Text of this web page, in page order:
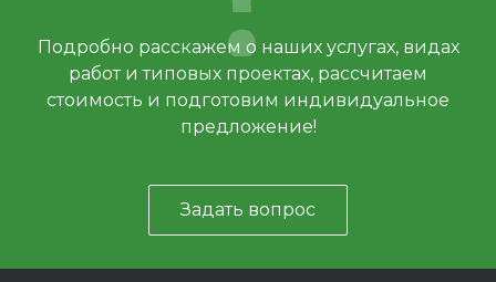
Подробно расскажем о наших услугах, видах
работ и типовых проектах, рассчитаем
стоимость и подготовим индивидуальное
предложение!
Задать вопрос